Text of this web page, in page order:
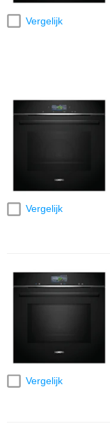
Vergelijk
Vergelijk
Vergelijk